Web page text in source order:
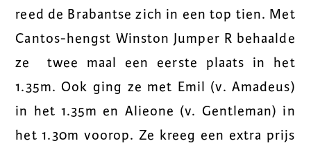
reed de Brabantse zich in een top tien. Met
Cantos-hengst Winston Jumper R behaalde
ze twee maal een eerste plaats in het
1.35m. Ook ging ze met Emil (v. Amadeus)
in het 1.35m en Alieone (v. Gentleman) in
het 1.30m voorop. Ze kreeg een extra prijs